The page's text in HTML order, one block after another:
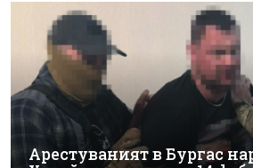
Арестуваният в Бургас